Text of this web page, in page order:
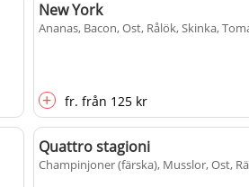
New York
Ananas, Bacon, Ost, Rålök, Skinka,
+ fr. från 125 kr
Quattro stagioni
Champinjoner (färska), Musslor, Ost,